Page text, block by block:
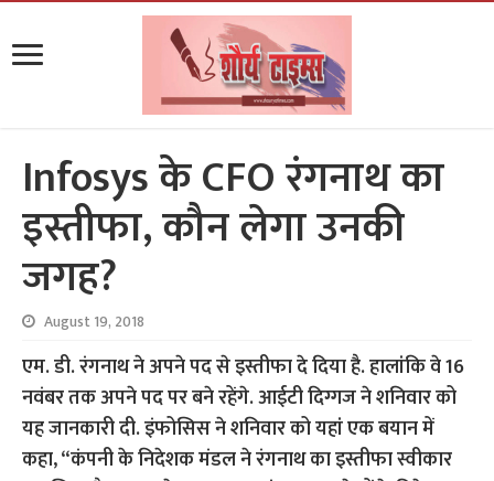
Infosys के CFO रंगनाथ का
इस्तीफा, कौन लेगा उनकी
जगह?
August 19, 2018
एम. डी. रंगनाथ ने अपने पद से इस्तीफा दे दिया है. हालांकि वे 16
नवंबर तक अपने पद पर बने रहेंगे. आईटी दिग्गज ने शनिवार को
यह जानकारी दी. इंफोसिस ने शनिवार को यहां एक बयान में
कहा, “कंपनी के निदेशक मंडल ने रंगनाथ का इस्तीफा स्वीकार